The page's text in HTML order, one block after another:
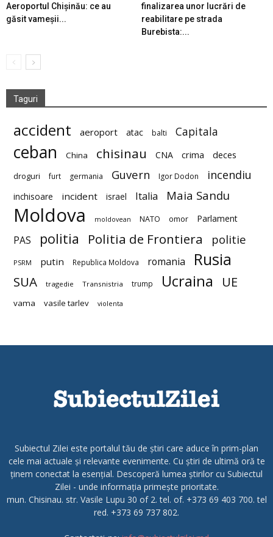
Aeroportul Chișinău: ce au
găsit vameșii...
finalizarea unor lucrări de
reabilitare pe strada
Burebista:...
Taguri
accident aeroport atac balti Capitala
ceban China chisinau CNA crima deces
droguri furt germania Guvern Igor Dodon incendiu
inchisoare incident israel Italia Maia Sandu
Moldova moldovean NATO omor Parlament
PAS politia Politia de Frontiera politie
PSRM putin Republica Moldova romania Rusia
SUA tragedie Transnistria trump Ucraina UE
vama vasile tarlev violenta
Subiectul Zilei este portalul tău de știri care aduce în prim-plan
cele mai actuale și relevante evenimente. Cu știri de ultimă oră te
ținem conectat la esențial. Descoperă lumea știrilor cu Subiectul
Zilei - unde informația primește prioritate.
mun. Chisinau. str. Vasile Lupu 30 of 2. tel. of. +373 69 403 700. tel
red. +373 69 737 802.